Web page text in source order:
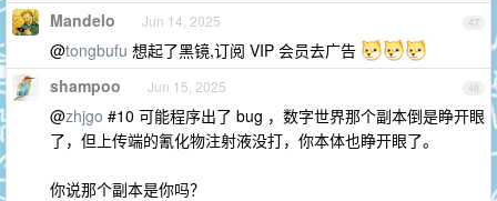
47
Mandelo Jun 14, 2025
@tongbufu 想起了黑镜,订阅 VIP 会员去广告
48
shampoo Jun 15, 2025
@zhjgo #10 可能程序出了 bug ，数字世界那个副本倒是睁开眼
了，但上传端的氰化物注射液没打，你本体也睁开眼了。
你说那个副本是你吗？